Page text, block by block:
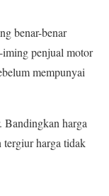
benar-benar
penjual motor
mempunyai
Bandingkan harga
tergiur harga tidak